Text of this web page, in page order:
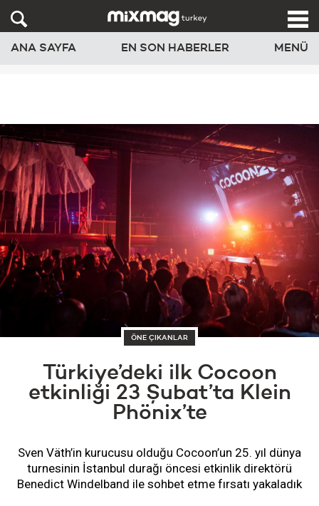
ANA SAYFA EN SON HABERLER MENÜ
ÖNE ÇIKANLAR
Türkiye’deki ilk Cocoon
etkinliği 23 Şubat’ta Klein
Phönix’te
Sven Väth’in kurucusu olduğu Cocoon’un 25. yıl dünya
turnesinin İstanbul durağı öncesi etkinlik direktörü
Benedict Windelband ile sohbet etme fırsatı yakaladık